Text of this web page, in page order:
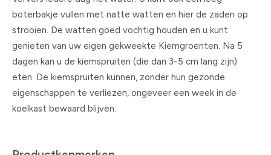
boterbakje vullen met natte watten en hier de zaden op
strooien. De watten goed vochtig houden en u kunt
genieten van uw eigen gekweekte Kiemgroenten. Na 5
dagen kan u de kiemspruiten (die dan 3-5 cm lang zijn)
eten. De kiemspruiten kunnen, zonder hun gezonde
eigenschappen te verliezen, ongeveer een week in de
koelkast bewaard blijven.